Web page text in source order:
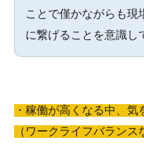
ことで僅かながらも現
に繋げることを意識し
・稼働が高くなる中、
（ワークライフバランス